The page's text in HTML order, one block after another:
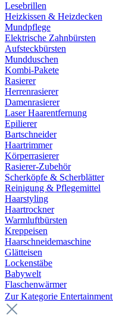
Lesebrillen
Heizkissen & Heizdecken
Mundpflege
Elektrische Zahnbürsten
Aufsteckbürsten
Mundduschen
Kombi-Pakete
Rasierer
Herrenrasierer
Damenrasierer
Laser Haarentfernung
Epilierer
Bartschneider
Haartrimmer
Körperrasierer
Rasierer-Zubehör
Scherköpfe & Scherblätter
Reinigung & Pflegemittel
Haarstyling
Haartrockner
Warmluftbürsten
Kreppeisen
Haarschneidemaschine
Glätteisen
Lockenstäbe
Babywelt
Flaschenwärmer
Zur Kategorie Entertainment